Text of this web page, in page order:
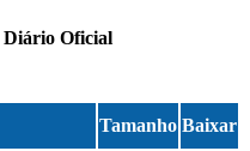
Diário Oficial
Tamanho Baixar